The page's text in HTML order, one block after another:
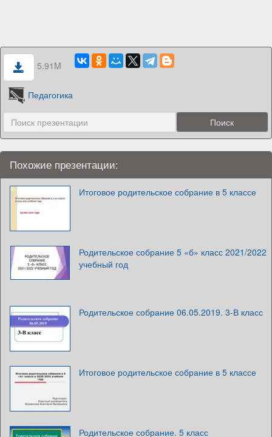
5.91M
Педагогика
Похожие презентации:
Итоговое родительское собрание в 5 классе
Родительское собрание 5 «б» класс 2021/2022
учебный год
Родительское собрание 06.05.2019. 3-В класс
Итоговое родительское собрание в 5 классе
Родительское собрание. 5 класс